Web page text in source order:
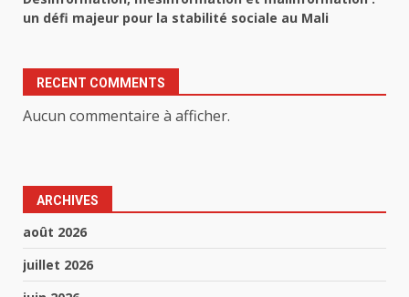
un défi majeur pour la stabilité sociale au Mali
RECENT COMMENTS
Aucun commentaire à afficher.
ARCHIVES
août 2026
juillet 2026